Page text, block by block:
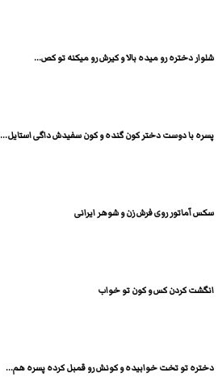
شلوار دختره رو میده بالا و کیرش رو میکنه تو کص...
پسره با دوست دختر کون گنده و کون سفیدش داگی استایل...
سکس آماتور روی فرش زن و شوهر ایرانی
انگشت کردن کس و کون تو خواب
دختره تو تخت خوابیده و کونش رو قمبل کرده پسره هم...